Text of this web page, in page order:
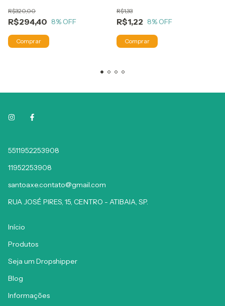
R$294,40
R$320,00
8% OFF R$1,22
R$1,33
8% OFF
5511952253908
11952253908
santoaxe.contato@gmail.com
RUA JOSÉ PIRES, 15, CENTRO - ATIBAIA, SP.
Início
Produtos
Seja um Dropshipper
Blog
Informações